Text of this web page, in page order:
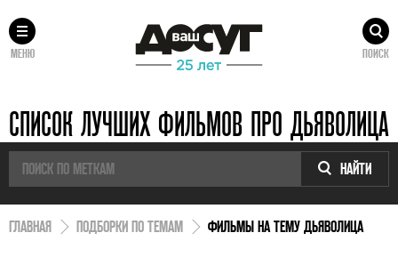
МЕНЮ ПОИСК
СПИСОК ЛУЧШИХ ФИЛЬМОВ ПРО ДЬЯВОЛИЦА
НАЙТИ
ГЛАВНАЯ ПОДБОРКИ ПО ТЕМАМ ФИЛЬМЫ НА ТЕМУ ДЬЯВОЛИЦА